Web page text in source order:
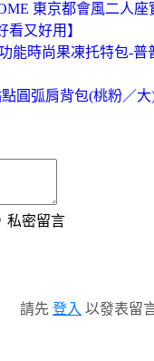
東京都會風二人座
看又好用】
能時尚果凍托特包-
點圓弧肩背包(桃粉／大
私密留言
請先 登入 以發表留